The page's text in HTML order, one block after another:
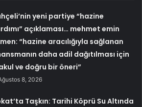
yeni partiye “hazine
açıklaması… mehmet emin
“hazine aracılığıyla sağlanan
daha adil dağıtılması için
ve doğru bir öneri”
8, 2026
Taşkın: Tarihi Köprü Su Altında